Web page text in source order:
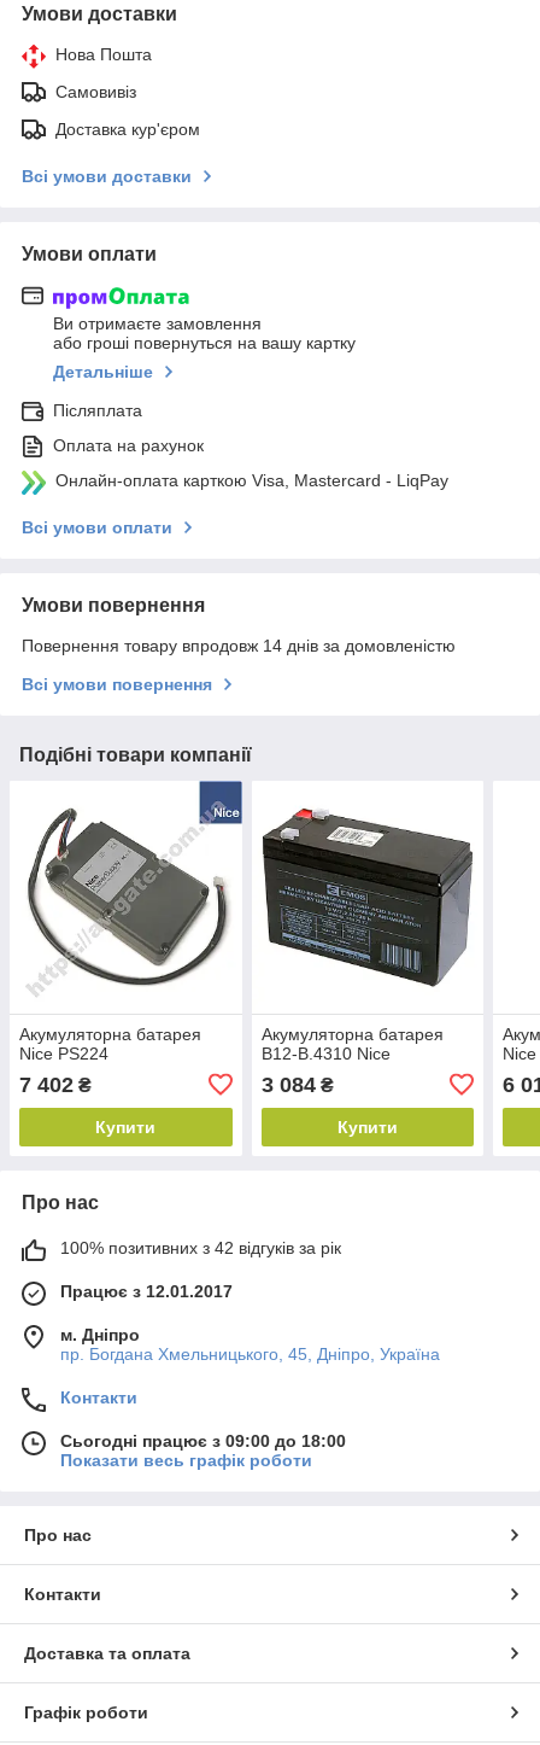
Умови доставки
Нова Пошта
Самовивіз
Доставка кур'єром
Всі умови доставки
Умови оплати
Ви отримаєте замовлення
або гроші повернуться на вашу картку
Детальніше
Післяплата
Оплата на рахунок
Онлайн-оплата карткою Visa, Mastercard - LiqPay
Всі умови оплати
Умови повернення
Повернення товару впродовж 14 днів за домовленістю
Всі умови повернення
Подібні товари компанії
Акумуляторна батарея
Nice PS224
7 402 ₴
Купити
Акумуляторна батарея
B12-B.4310 Nice
3 084₴
Купити
6
Про нас
100% позитивних з 42 відгуків за рік
Працює з 12.01.2017
м. Дніпро
пр. Богдана Хмельницького, 45, Дніпро, Україна
Контакти
Сьогодні працює з 09:00 до 18:00
Показати весь графік роботи
Про нас
Контакти
Доставка та оплата
Графік роботи